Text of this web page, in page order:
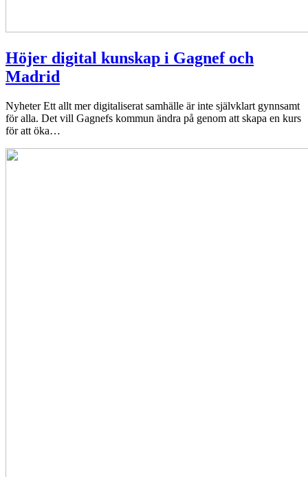
Höjer digital kunskap i Gagnef och
Madrid
Nyheter Ett allt mer digitaliserat samhälle är inte självklart gynnsamt
för alla. Det vill Gagnefs kommun ändra på genom att skapa en kurs
för att öka…